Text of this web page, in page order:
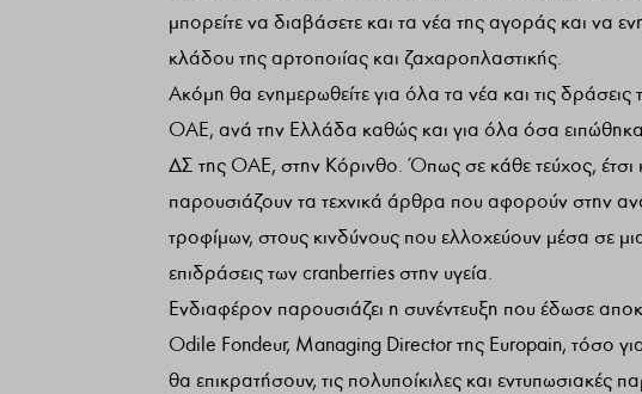
μπορείτε να διαβάσετε και τα νέα της αγοράς και να
κλάδου της αρτοποιίας και ζαχαροπλαστικής.
Ακόμη θα ενημερωθείτε για όλα τα νέα και τις δράσεις
ΟΑΕ, ανά την Ελλάδα καθώς και για όλα όσα
ΔΣ της ΟΑΕ, στην Κόρινθο. Όπως σε κάθε τεύχος, έτσι
παρουσιάζουν τα τεχνικά άρθρα που αφορούν στην
τροφίμων, στους κινδύνους που ελλοχεύουν μέσα σε
επιδράσεις των cranberries στην υγεία.
Ενδιαφέρον παρουσιάζει η συνέντευξη που έδωσε
Odile Fondeur, Managing Director της Europain, τόσο
θα επικρατήσουν, τις πολυποίκιλες και